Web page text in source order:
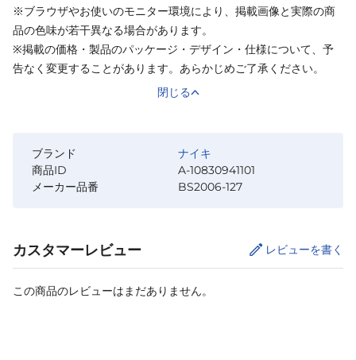
※ブラウザやお使いのモニター環境により、掲載画像と実際の商
品の色味が若干異なる場合があります。
※掲載の価格・製品のパッケージ・デザイン・仕様について、予
告なく変更することがあります。あらかじめご了承ください。
閉じる
ブランド
ナイキ
商品ID
A-10830941101
メーカー品番
BS2006-127
カスタマーレビュー レビューを書く
この商品のレビューはまだありません。